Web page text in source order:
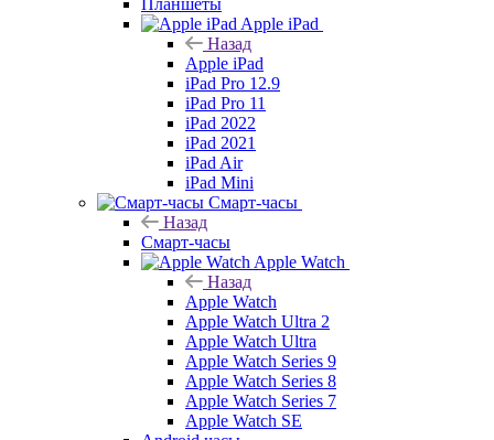
Планшеты
Apple iPad
Назад
Apple iPad
iPad Pro 12.9
iPad Pro 11
iPad 2022
iPad 2021
iPad Air
iPad Mini
Смарт-часы
Назад
Смарт-часы
Apple Watch
Назад
Apple Watch
Apple Watch Ultra 2
Apple Watch Ultra
Apple Watch Series 9
Apple Watch Series 8
Apple Watch Series 7
Apple Watch SE